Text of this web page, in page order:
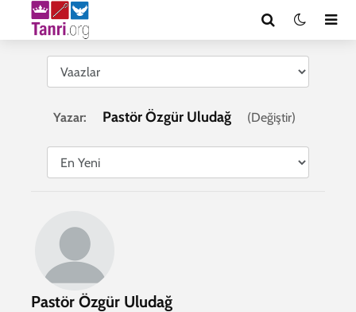
Yazar: Pastör Özgür Uludağ (Değiştir)
Pastör Özgür Uludağ